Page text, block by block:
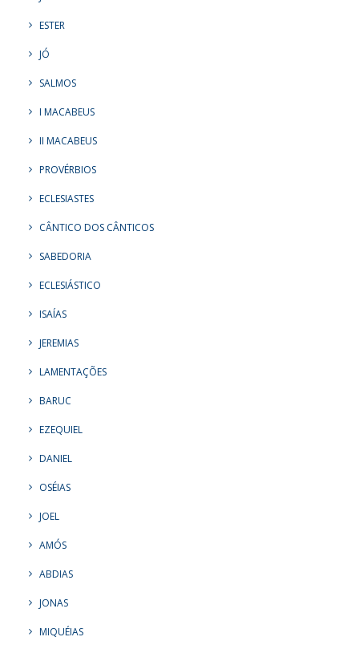
ESTER
JÓ
SALMOS
I MACABEUS
II MACABEUS
PROVÉRBIOS
ECLESIASTES
CÂNTICO DOS CÂNTICOS
SABEDORIA
ECLESIÁSTICO
ISAÍAS
JEREMIAS
LAMENTAÇÕES
BARUC
EZEQUIEL
DANIEL
OSÉIAS
JOEL
AMÓS
ABDIAS
JONAS
MIQUÉIAS